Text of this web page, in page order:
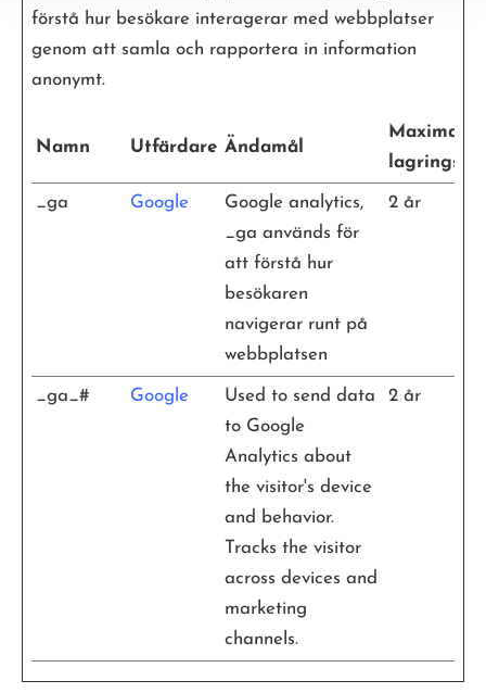
förstå hur besökare interagerar med webbplatser
genom att samla och rapportera in information
anonymt.
Namn Utfärdare Ändamål
Maximal
lagringstid
_ga Google
Google analytics,
_ga används för
att förstå hur
besökaren
navigerar runt på
webbplatsen
2 år
_ga_# Google
Used to send data
to Google
Analytics about
the visitor's device
and behavior.
Tracks the visitor
across devices and
marketing
channels.
2 år